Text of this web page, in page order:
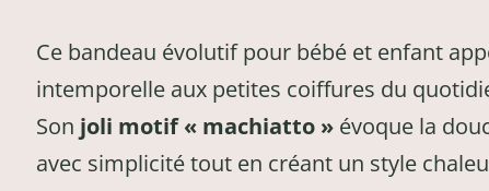
Ce bandeau évolutif pour bébé et enfant
intemporelle aux petites coiffures du
Son joli motif « machiatto » évoque la
avec simplicité tout en créant un style